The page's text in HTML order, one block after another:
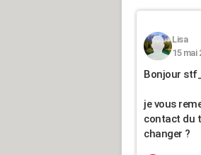
Lisa
15 mai
Bonjour
je vous
contact du
changer ?